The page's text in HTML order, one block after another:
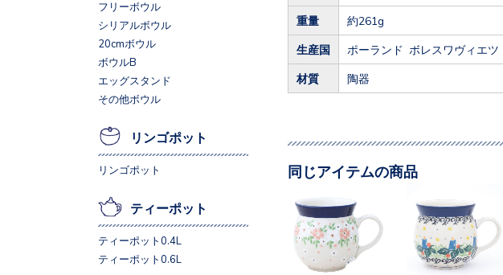
重量 約261g
生産国 ポーランド ボレスワヴィエツ
材質 陶器
同じアイテムの商品
フリーボウル
シリアルボウル
20cmボウル
ボウルB
エッグスタンド
その他ボウル
リンゴポット
リンゴポット
ティーポット
ティーポット0.4L
ティーポット0.6L